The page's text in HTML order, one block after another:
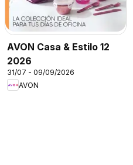
AVON Casa & Estilo 12
2026
31/07 - 09/09/2026
AVON